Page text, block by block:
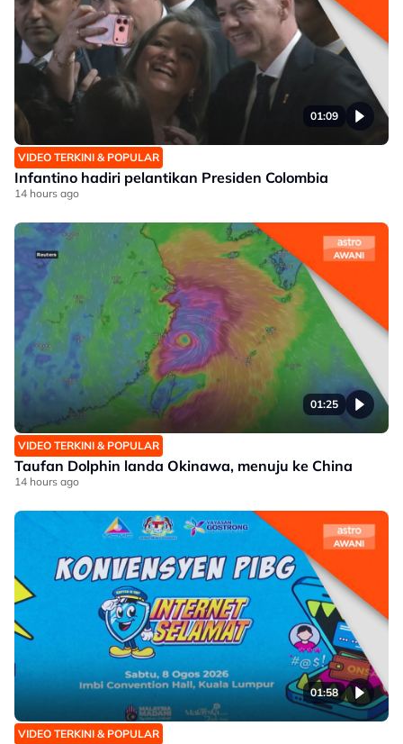
01:09
VIDEO TERKINI & POPULAR
Infantino hadiri pelantikan Presiden Colombia
14 hours ago
01:25
VIDEO TERKINI & POPULAR
Taufan Dolphin landa Okinawa, menuju ke China
14 hours ago
01:58
VIDEO TERKINI & POPULAR